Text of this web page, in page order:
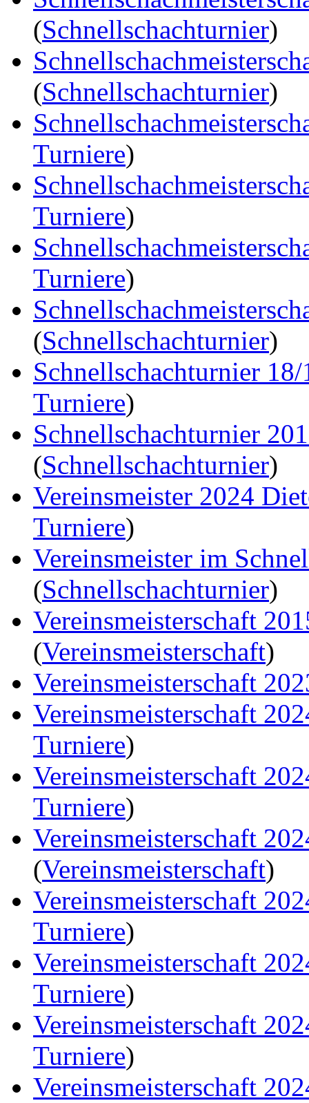
(Schnellschachturnier)
(Schnellschachturnier)
Turniere)
Turniere)
Turniere)
(Schnellschachturnier)
Schnellschachturnier
Turniere)
Schnellschachturnier
(Schnellschachturnier)
Vereinsmeister 2024
Turniere)
Vereinsmeister im
(Schnellschachturnier)
Vereinsmeisterschaft
(Vereinsmeisterschaft)
Vereinsmeisterschaft
Vereinsmeisterschaft
Turniere)
Vereinsmeisterschaft
Turniere)
Vereinsmeisterschaft
(Vereinsmeisterschaft)
Vereinsmeisterschaft
Turniere)
Vereinsmeisterschaft
Turniere)
Vereinsmeisterschaft
Turniere)
Vereinsmeisterschaft